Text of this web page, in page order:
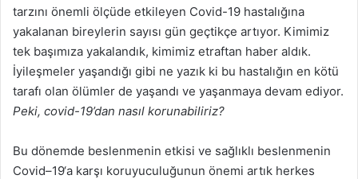
-
tarzını önemli ölçüde etkileyen Covid-19 hastalığına
yakalanan bireylerin sayısı gün geçtikçe artıyor. Kimimiz
tek başımıza yakalandık, kimimiz etraftan haber aldık.
İyileşmeler yaşandığı gibi ne yazık ki bu hastalığın en kötü
tarafı olan ölümler de yaşandı ve yaşanmaya devam ediyor.
Peki, covid-19’dan nasıl korunabiliriz?
Bu dönemde beslenmenin etkisi ve sağlıklı beslenmenin
Covid–19‘a karşı koruyuculuğunun önemi artık herkes